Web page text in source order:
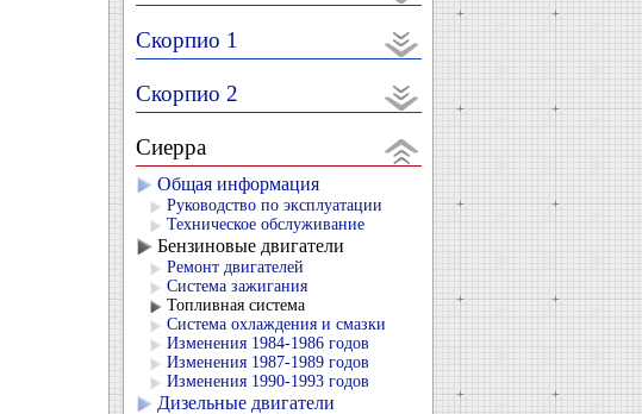
Скорпио 1
Скорпио 2
Сиерра
Общая информация
Руководство по эксплуатации
Техническое обслуживание
Бензиновые двигатели
Ремонт двигателей
Система зажигания
Топливная система
Система охлаждения и смазки
Изменения 1984-1986 годов
Изменения 1987-1989 годов
Изменения 1990-1993 годов
Дизельные двигатели